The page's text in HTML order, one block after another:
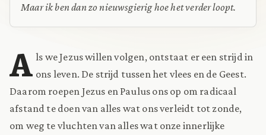
Maar ik ben dan zo nieuwsgierig hoe het verder loopt.
A ls we Jezus willen volgen, ontstaat er een strijd in
ons leven. De strijd tussen het vlees en de Geest.
Daarom roepen Jezus en Paulus ons op om radicaal
afstand te doen van alles wat ons verleidt tot zonde,
om weg te vluchten van alles wat onze innerlijke